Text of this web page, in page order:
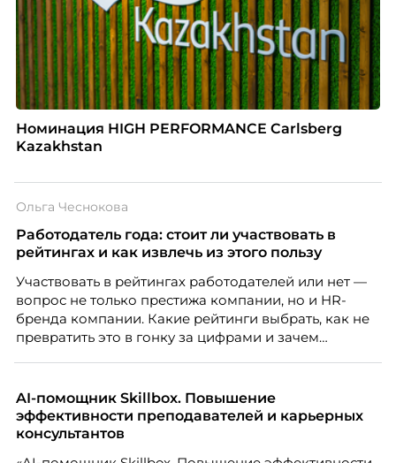
Номинация HIGH PERFORMANCE Carlsberg
Kazakhstan
Ольга Чеснокова
Работодатель года: стоит ли участвовать в
рейтингах и как извлечь из этого пользу
Участвовать в рейтингах работодателей или нет —
вопрос не только престижа компании, но и HR-
бренда компании. Какие рейтинги выбрать, как не
превратить это в гонку за цифрами и зачем
Чеснокова, HR-директор Right line.
AI-помощник Skillbox. Повышение
эффективности преподавателей и карьерных
консультантов